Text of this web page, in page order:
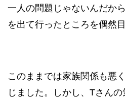
一人の問題じゃないんだか
を出て行ったところを偶然
このままでは家族関係も悪
じました。しかし、Tさん